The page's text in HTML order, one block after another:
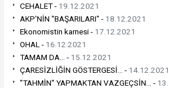
CEHALET - 19.12.2021
AKP'NİN "BAŞARILARI" - 18.12.2021
Ekonomistin karnesi - 17.12.2021
OHAL - 16.12.2021
TAMAM DA... - 15.12.2021
ÇARESİZLİĞİN GÖSTERGESİ... - 14.12.2021
"TAHMİN" YAPMAKTAN VAZGEÇSİN... -